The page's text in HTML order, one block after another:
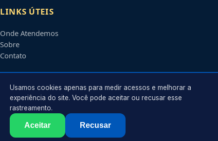
LINKS ÚTEIS
Onde Atendemos
Sobre
Contato
CONTATO
Atendimento em
contato@encanadoremblumenau.com.br
2026 Encanador emBlumenau
. Todos os direitos reservados.
Usamos cookies apenas para medir acessos e melhorar a
experiência do site. Você pode aceitar ou recusar esse
rastreamento.
Aceitar Recusar